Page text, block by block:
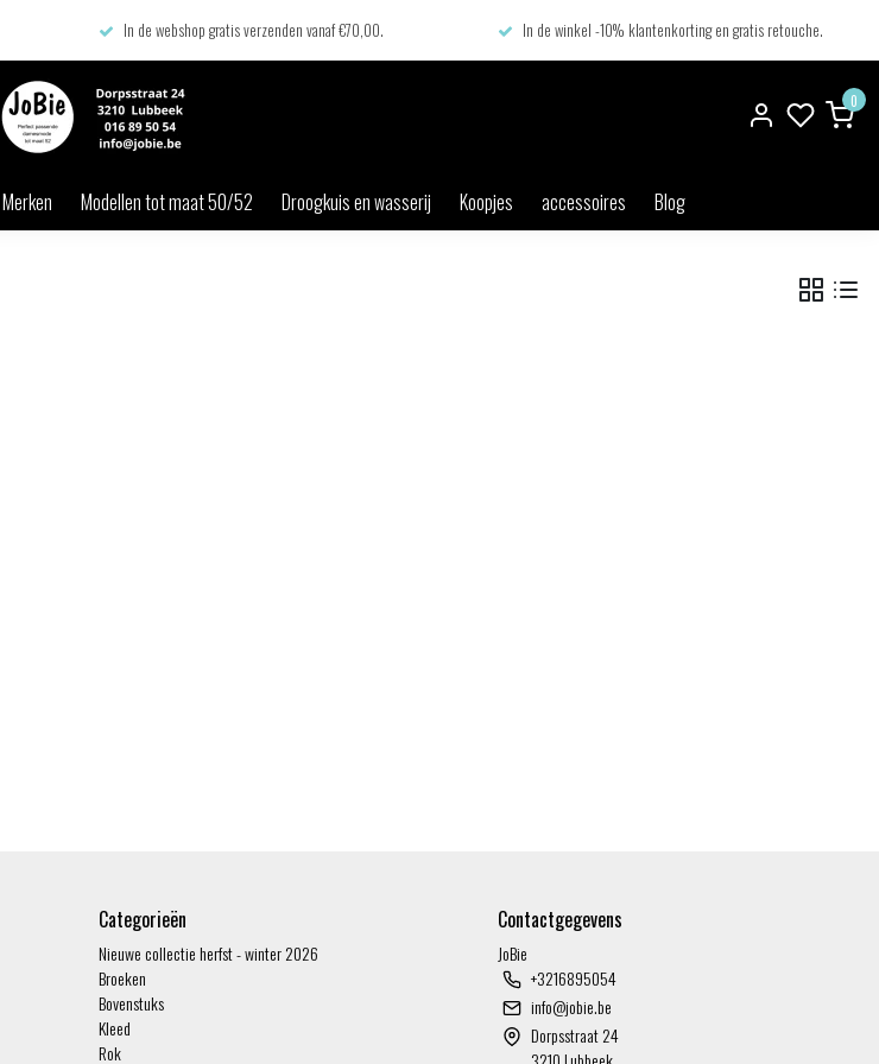
In de webshop gratis verzenden vanaf €70,00. In de winkel -10% klantenkorting en gratis retouche.
0
Merken Modellen tot maat 50/52 Droogkuis en wasserij Koopjes accessoires Blog
Categorieën
Nieuwe collectie herfst - winter 2026
Broeken
Bovenstuks
Kleed
Rok
Contactgegevens
JoBie
+3216895054
info@jobie.be
Dorpsstraat 24